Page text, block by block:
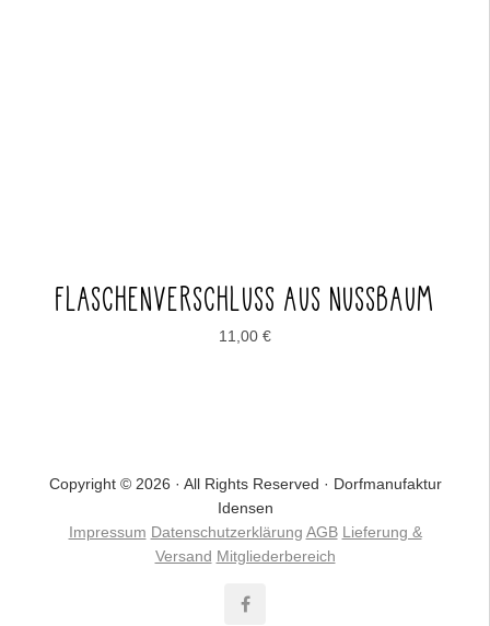
FLASCHENVERSCHLUSS AUS NUSSBAUM
11,00 €
Copyright © 2026 · All Rights Reserved · Dorfmanufaktur
Idensen
Impressum Datenschutzerklärung AGB Lieferung &
Versand Mitgliederbereich